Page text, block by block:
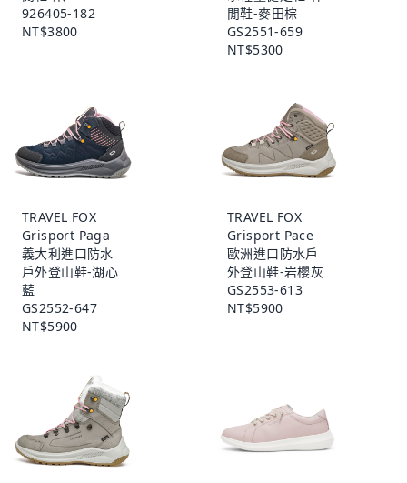
926405-182
NT$3800
閒鞋-麥田棕
GS2551-659
NT$5300
TRAVEL FOX
Grisport Paga
義大利進口防水
戶外登山鞋-湖心
藍
GS2552-647
NT$5900
TRAVEL FOX
Grisport Pace
歐洲進口防水戶
外登山鞋-岩櫻灰
GS2553-613
NT$5900